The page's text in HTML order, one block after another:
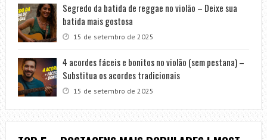
Segredo da batida de reggae no violão – Deixe sua
batida mais gostosa
15 de setembro de 2025
4 acordes fáceis e bonitos no violão (sem pestana) –
Substitua os acordes tradicionais
15 de setembro de 2025